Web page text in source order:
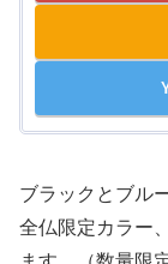
ブラックとブル
全仏限定カラー